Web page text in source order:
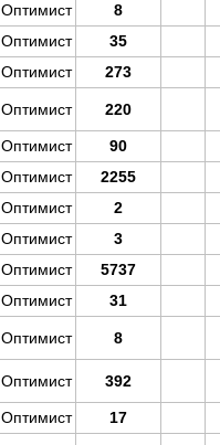
Оптимист
8
Оптимист
35
Оптимист 273
Оптимист 220
Оптимист
90
Оптимист
2255
Оптимист
2
Оптимист
3
Оптимист
5737
Оптимист 31
Оптимист 8
Оптимист 392
Оптимист 17